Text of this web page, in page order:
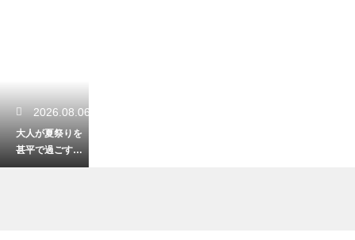
2026.08.06
大人が夏祭りを
甚平で過ごす粋
なコーデ！かっ